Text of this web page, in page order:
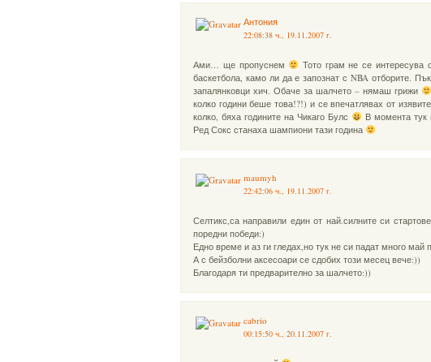
Антония
22:08:38 ч., 19.11.2007 г.
Ами… ще пропуснем
Тото грам не се интересува
баскетбола, камо ли да е запознат с NBA отборите.
запалянковци хич. Обаче за шалчето – нямаш грижи
колко години беше това!?!) и се впечатлявах от
колко, бяха годините на Чикаго Булс
В момента тук
Ред Сокс станаха шампиони тази година
maumyh
22:42:06 ч., 19.11.2007 г.
Селтикс,са направили един от най.силните си
поредни победи:)
Едно време и аз ги гледах,но тук не си падат много
А с бейзболни аксесоари се сдобих този месец вече:))
Благодаря ти предварително за шалчето:))
cabrio
00:15:50 ч., 20.11.2007 г.